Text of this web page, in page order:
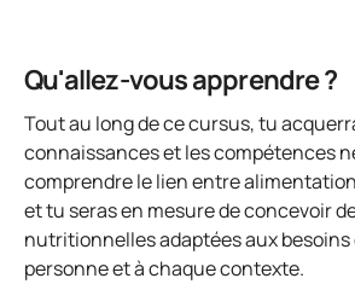
Qu'allez-vous apprendre ?
Tout au long de ce cursus, tu
connaissances et les compétences
comprendre le lien entre
et tu seras en mesure de concevoir
nutritionnelles adaptées aux besoins
personne et à chaque contexte.